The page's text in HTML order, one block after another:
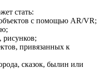
стать:
с помощью AR/VR;
привязанных к
сказок, былин или